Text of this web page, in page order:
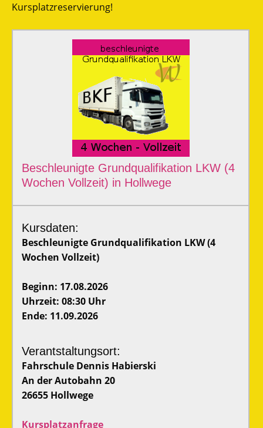
Kursplatzreservierung!
Beschleunigte Grundqualifikation LKW (4
Wochen Vollzeit) in Hollwege
Kursdaten:
Beschleunigte Grundqualifikation LKW (4
Wochen Vollzeit)
Beginn: 17.08.2026
Uhrzeit: 08:30 Uhr
Ende: 11.09.2026
Verantstaltungsort:
Fahrschule Dennis Habierski
An der Autobahn 20
26655 Hollwege
Kursplatzanfrage